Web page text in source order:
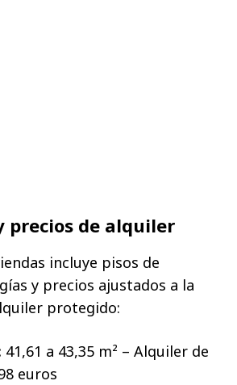
precios de alquiler
incluye pisos de
y precios ajustados a la
protegido:
41,61 a 43,35 m² – Alquiler de
euros